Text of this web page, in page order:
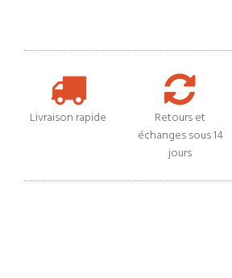
Livraison rapide
Retours et
échanges sous 14
jours